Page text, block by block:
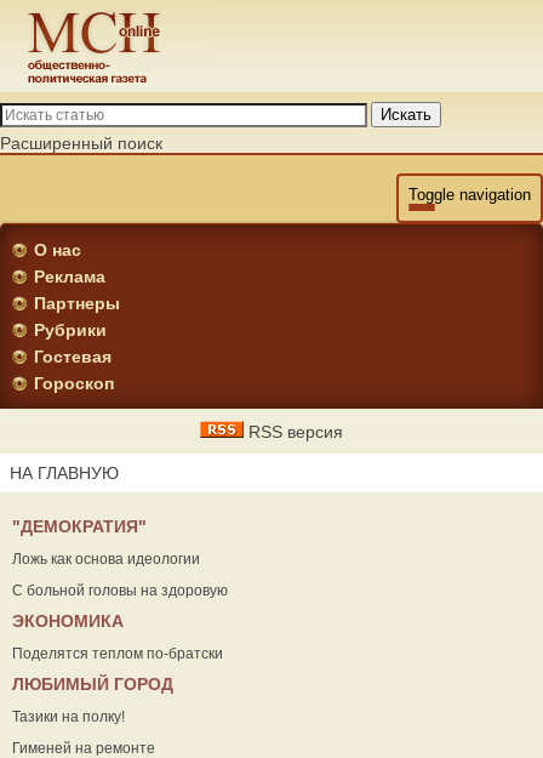
Искать
Расширенный поиск
Toggle navigation
О нас
Реклама
Партнеры
Рубрики
Гостевая
Гороскоп
RSS версия
НА ГЛАВНУЮ
"ДЕМОКРАТИЯ"
Ложь как основа идеологии
С больной головы на здоровую
ЭКОНОМИКА
Поделятся теплом по-братски
ЛЮБИМЫЙ ГОРОД
Тазики на полку!
Гименей на ремонте